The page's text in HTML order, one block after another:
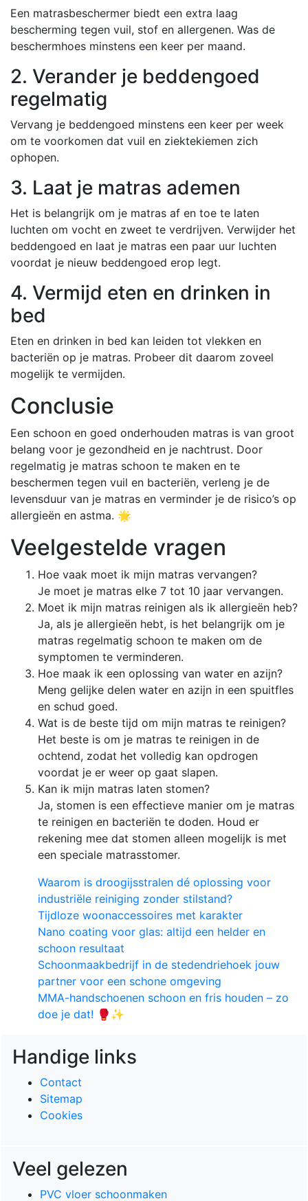
Een matrasbeschermer biedt een extra laag
bescherming tegen vuil, stof en allergenen. Was de
beschermhoes minstens een keer per maand.
2. Verander je beddengoed
regelmatig
Vervang je beddengoed minstens een keer per week
om te voorkomen dat vuil en ziektekiemen zich
ophopen.
3. Laat je matras ademen
Het is belangrijk om je matras af en toe te laten
luchten om vocht en zweet te verdrijven. Verwijder het
beddengoed en laat je matras een paar uur luchten
voordat je nieuw beddengoed erop legt.
4. Vermijd eten en drinken in
bed
Eten en drinken in bed kan leiden tot vlekken en
bacteriën op je matras. Probeer dit daarom zoveel
mogelijk te vermijden.
Conclusie
Een schoon en goed onderhouden matras is van groot
belang voor je gezondheid en je nachtrust. Door
regelmatig je matras schoon te maken en te
beschermen tegen vuil en bacteriën, verleng je de
levensduur van je matras en verminder je de risico’s op
allergieën en astma. 🌟
Veelgestelde vragen
Hoe vaak moet ik mijn matras vervangen?
Je moet je matras elke 7 tot 10 jaar vervangen.
Moet ik mijn matras reinigen als ik allergieën heb?
Ja, als je allergieën hebt, is het belangrijk om je
matras regelmatig schoon te maken om de
symptomen te verminderen.
Hoe maak ik een oplossing van water en azijn?
Meng gelijke delen water en azijn in een spuitfles
en schud goed.
Wat is de beste tijd om mijn matras te reinigen?
Het beste is om je matras te reinigen in de
ochtend, zodat het volledig kan opdrogen
voordat je er weer op gaat slapen.
Kan ik mijn matras laten stomen?
Ja, stomen is een effectieve manier om je matras
te reinigen en bacteriën te doden. Houd er
rekening mee dat stomen alleen mogelijk is met
een speciale matrasstomer.
Waarom is droogijsstralen dé oplossing voor
industriële reiniging zonder stilstand?
Tijdloze woonaccessoires met karakter
Nano coating voor glas: altijd een helder en
schoon resultaat
Schoonmaakbedrijf in de stedendriehoek jouw
partner voor een schone omgeving
MMA-handschoenen schoon en fris houden – zo
doe je dat! 🥊✨
Handige links
Contact
Sitemap
Cookies
Veel gelezen
PVC vloer schoonmaken